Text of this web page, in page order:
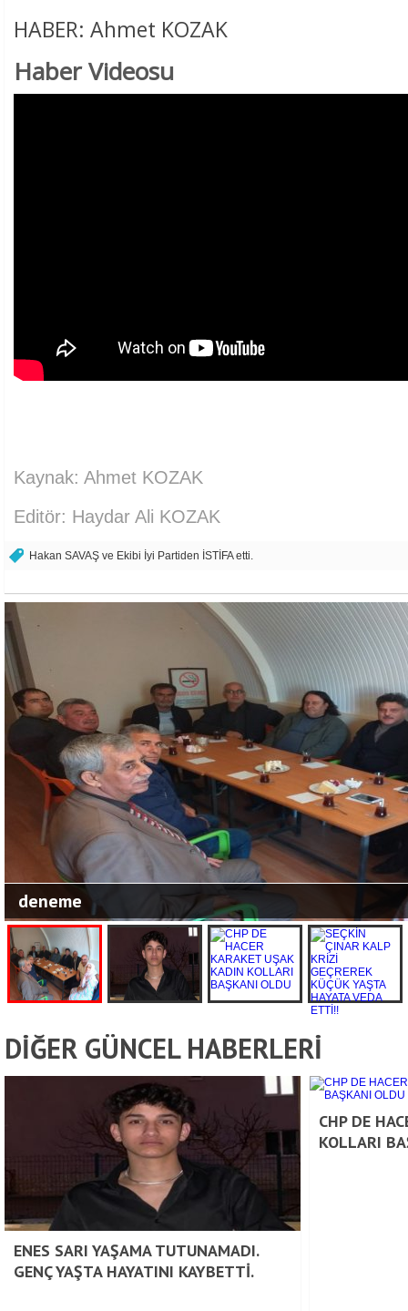
HABER: Ahmet KOZAK
Haber Videosu
Kaynak: Ahmet KOZAK
Editör: Haydar Ali KOZAK
Hakan SAVAŞ ve Ekibi İyi Partiden İSTİFA etti.
deneme
DİĞER GÜNCEL HABERLERİ
ENES SARI YAŞAMA TUTUNAMADI.
GENÇ YAŞTA HAYATINI KAYBETTİ.
CHP DE
KOLLARI